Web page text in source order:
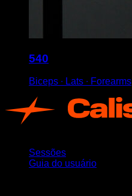
540
Biceps ∙ Lats ∙ Forearms
Sessões
Guia do usuário